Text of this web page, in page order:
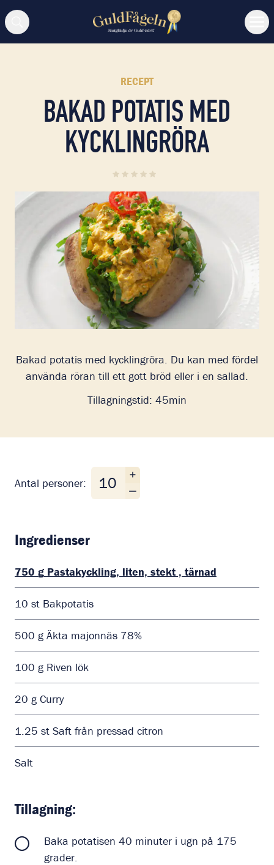
Sök
RECEPT
BAKAD POTATIS MED
KYCKLINGRÖRA
Bakad potatis med kycklingröra. Du kan med fördel
använda röran till ett gott bröd eller i en sallad.
Tillagningstid: 45min
Antal personer:
Antal personer
Ingredienser
750 g Pastakyckling, liten, stekt , tärnad
10 st Bakpotatis
500 g Äkta majonnäs 78%
100 g Riven lök
20 g Curry
1.25 st Saft från pressad citron
Salt
Tillagning:
Baka potatisen 40 minuter i ugn på 175
grader.